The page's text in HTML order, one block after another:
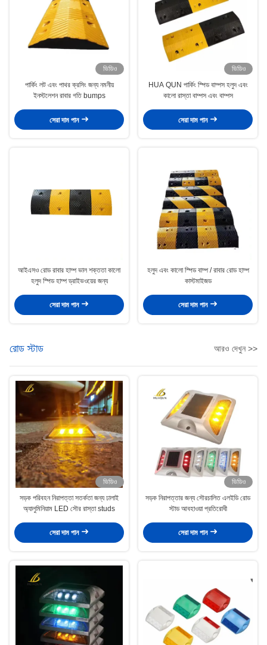
ভিডিও
পার্কিং লট এবং পাথর ক্রসিং জন্য নমনীয়
ইনস্টলেশন রাবার গতি bumps
সেরা দাম পান
ভিডিও
HUA QUN পার্কিং স্পিড বাম্পস হলুদ এবং
কালো রাস্তা বাম্পস এবং বাম্পস
সেরা দাম পান
আইএসও রোড রাবার হাম্প ভাল শক্ততা কালো
হলুদ স্পিড হাম্প ড্রাইভওয়ের জন্য
সেরা দাম পান
হলুদ এবং কালো স্পিড বাম্প / রাবার রোড হাম্প
কাস্টমাইজড
সেরা দাম পান
রোড স্টাড আরও দেখুন >>
ভিডিও
সড়ক পরিবহন নিরাপত্তা সতর্কতা জন্য ঢালাই
অ্যালুমিনিয়াম LED সৌর রাস্তা studs
সেরা দাম পান
ভিডিও
সড়ক নিরাপত্তার জন্য সৌরচালিত এলইডি রোড
স্টাড আবহাওয়া প্রতিরোধী
সেরা দাম পান